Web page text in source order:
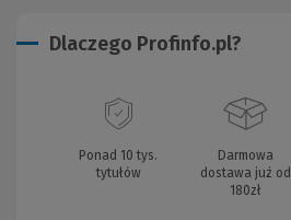
Dlaczego Profinfo.pl?
Ponad 10 tys.
tytułów
Darmowa
dostawa już od
180zł